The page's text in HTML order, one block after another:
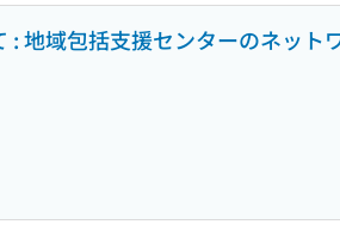
地域包括支援センターのネット